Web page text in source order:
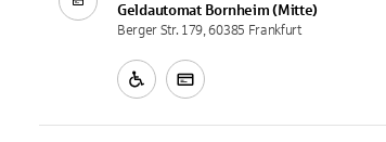
Geldautomat Bornheim (Mitte)
Berger Str. 179, 60385 Frankfurt